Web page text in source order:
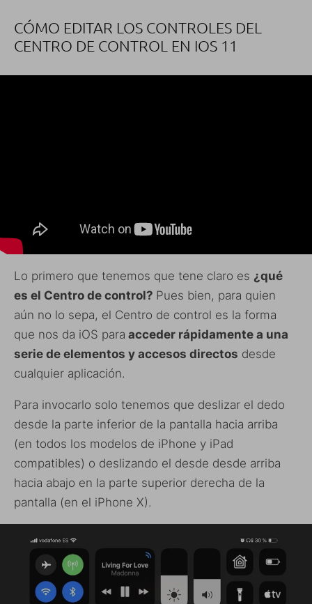
CÓMO EDITAR LOS CONTROLES DEL
CENTRO DE CONTROL EN IOS 11
Lo primero que tenemos que tene claro es ¿qué
es el Centro de control? Pues bien, para quien
aún no lo sepa, el Centro de control es la forma
que nos da iOS para acceder rápidamente a una
serie de elementos y accesos directos desde
cualquier aplicación.
Para invocarlo solo tenemos que deslizar el dedo
desde la parte inferior de la pantalla hacia arriba
(en todos los modelos de iPhone y iPad
compatibles) o deslizando el desde desde arriba
hacia abajo en la parte superior derecha de la
pantalla (en el iPhone X).